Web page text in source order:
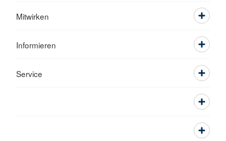
Mitwirken
Informieren
Service